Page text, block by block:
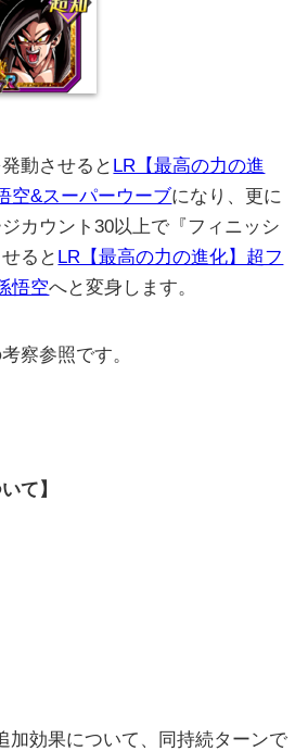
動させると LR【最高の力の進
空&スーパーウーブになり、更に
カウント30以上で『フィニッシ
ると LR【最高の力の進化】超フ
悟空へと変身します。
察参照です。
て】
加効果について、同持続ターンで